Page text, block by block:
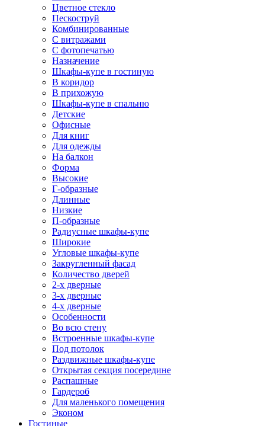
Цветное стекло
Пескоструй
Комбинированные
С витражами
С фотопечатью
Назначение
Шкафы-купе в гостиную
В коридор
В прихожую
Шкафы-купе в спальню
Детские
Офисные
Для книг
Для одежды
На балкон
Форма
Высокие
Г-образные
Длинные
Низкие
П-образные
Радиусные шкафы-купе
Широкие
Угловые шкафы-купе
Закругленный фасад
Количество дверей
2-х дверные
3-х дверные
4-х дверные
Особенности
Во всю стену
Встроенные шкафы-купе
Под потолок
Раздвижные шкафы-купе
Открытая секция посередине
Распашные
Гардероб
Для маленького помещения
Эконом
Гостиные